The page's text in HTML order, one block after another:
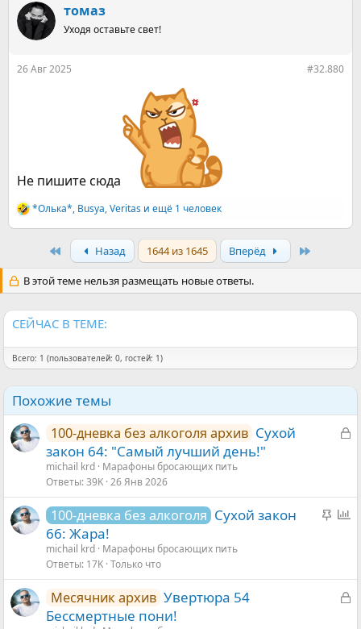
к
ц
и
томаз
Уходя оставьте свет!
26 Авг 2025 #32.880
Не пишите сюда
Р
е
и
и
*Олька*, Busya,Veritas и ещё 1 человек
Назад 1644 из 1645 Вперёд
В этой теме нельзя размещать новые ответы.
СЕЙЧАС В ТЕМЕ:
Всего: 1 (пользователей: 0, гостей: 1)
Похожие темы
З
ы
т
100-дневка без алкоголя архив Сухой
закон 64: "Самый лучший день!"
michail krd Марафоны бросающих пить
Ответы 39K 26 Янв 2026
З
е
О
с
100-дневка без алкоголя Сухой закон
66: Жара!
michail krd Марафоны бросающих пить
Ответы 17K Только что
З
Месячник архив Увертюра 54
Бессмертные пони!